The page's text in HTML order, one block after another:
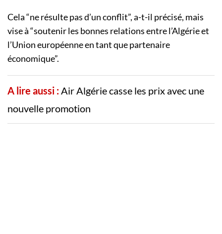
Cela “ne résulte pas d’un conflit”, a-t-il précisé, mais
vise à “soutenir les bonnes relations entre l’Algérie et
l’Union européenne en tant que partenaire
économique”.
A lire aussi : Air Algérie casse les prix avec une
nouvelle promotion